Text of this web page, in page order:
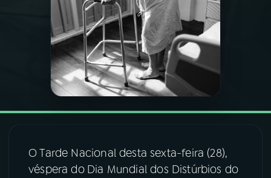
PROGRAMAS
PODCASTS
07 ÚLTIMAS
O Tarde Nacional desta sexta-feira (28),
véspera do Dia Mundial dos Distúrbios do